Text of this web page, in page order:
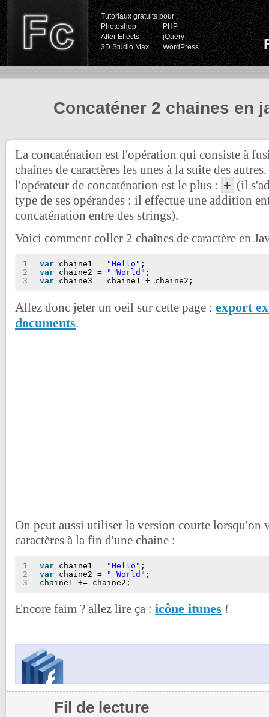
Tutoriaux gratuits pour :
Photoshop
PHP
After Effects
jQuery
3D Studio Max
WordPress
Concaténer 2 chaines en
La concaténation est l'opération qui consiste à
chaines de caractères les unes à la suite des
l'opérateur de concaténation est le plus : + (il
type de ses opérandes : il effectue une addition
concaténation entre des strings).
Voici comment coller 2 chaînes de caractère en
1
2
3
var chaine1 = "Hello" ;
var chaine2 = " World" ;
var chaine3 = chaine1 + chaine2;
Allez donc jeter un oeil sur cette page : export
documents.
On peut aussi utiliser la version courte lorsqu'on
caractères à la fin d'une chaine :
1
2
3
var chaine1 = "Hello" ;
var chaine2 = " World" ;
chaine1 += chaine2;
Encore faim ? allez lire ça : icône itunes !
Fil de lecture